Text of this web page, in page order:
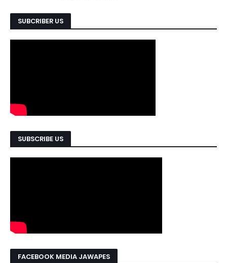
SUBCRIBER US
SUBSCRIBE US
FACEBOOK MEDIA JAWAPES